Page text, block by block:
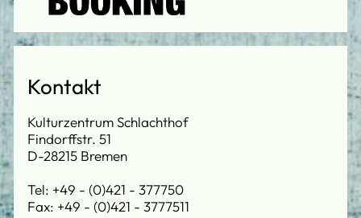
Kontakt
Kulturzentrum Schlachthof
Findorffstr. 51
D-28215 Bremen
Tel: +49 - (0)421 - 377750
Fax: +49 - (0)421 - 3777511